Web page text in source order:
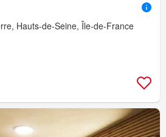
Hauts-de-Seine, Île-de-France